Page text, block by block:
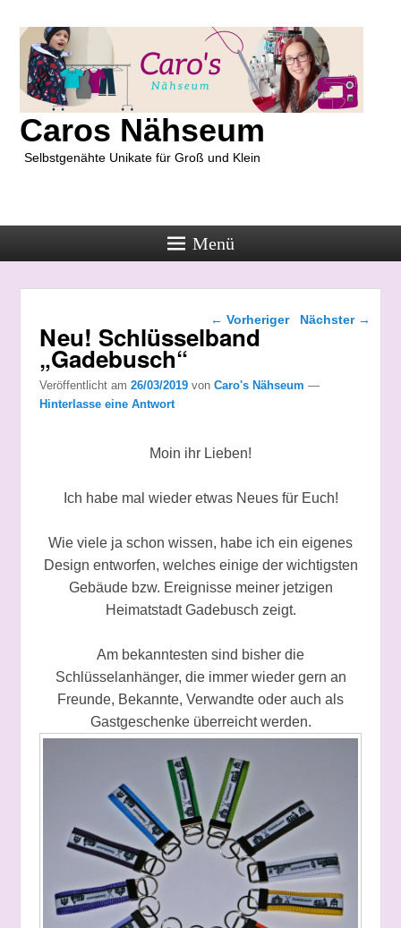
Caros Nähseum
Selbstgenähte Unikate für Groß und Klein
Menü
Beitragsnavigation
← Vorheriger Nächster →
Neu! Schlüsselband
„Gadebusch“
Veröffentlicht am 26/03/2019 von Caro's Nähseum —
Hinterlasse eine Antwort
Moin ihr Lieben!
Ich habe mal wieder etwas Neues für Euch!
Wie viele ja schon wissen, habe ich ein eigenes
Design entworfen, welches einige der wichtigsten
Gebäude bzw. Ereignisse meiner jetzigen
Heimatstadt Gadebusch zeigt.
Am bekanntesten sind bisher die
Schlüsselanhänger, die immer wieder gern an
Freunde, Bekannte, Verwandte oder auch als
Gastgeschenke überreicht werden.